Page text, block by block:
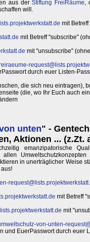
aus derStiftung FreiRäume,
will.
mit
mit Betreff "subscribe"
mit "unsubscribe"
durch euer Listen-
die sich neu eintragen),
(die, wo Ihr Euch auch
unten" -
Aktionen ... (z.Zt.
emanzipatorische
Umweltschutzkonzepten
in unerträglicher Weise
mit Betreff
mit
von-unten-
und EuerPasswort durch euer